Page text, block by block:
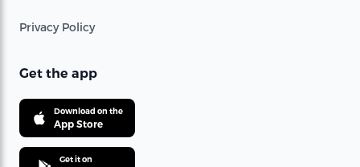
Privacy Policy
Get the app
Download on the
App Store
Get it on